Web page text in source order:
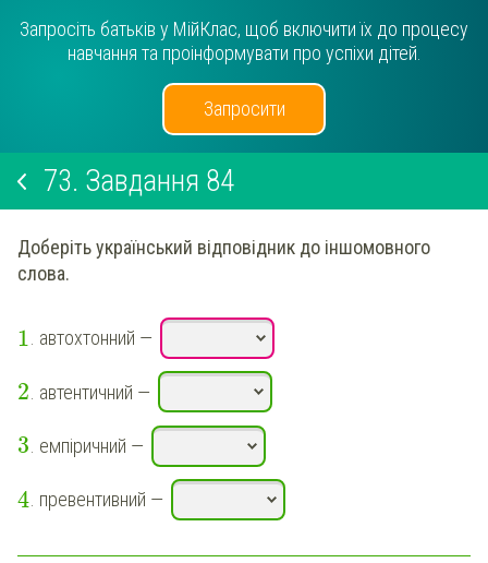
Запросіть батьків у МійКлас, щоб включити їх до процесу
навчання та проінформувати про успіхи дітей.
Запросити
73. Завдання 84
Доберіть український відповідник до іншомовного
слова.
1. автохтонний —
2 . автентичний —
3. емпіричний —
4. превентивний —